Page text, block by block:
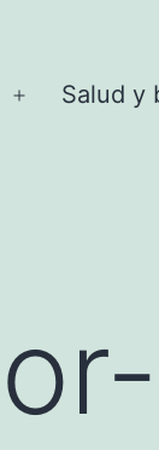
Abrir
Salud y